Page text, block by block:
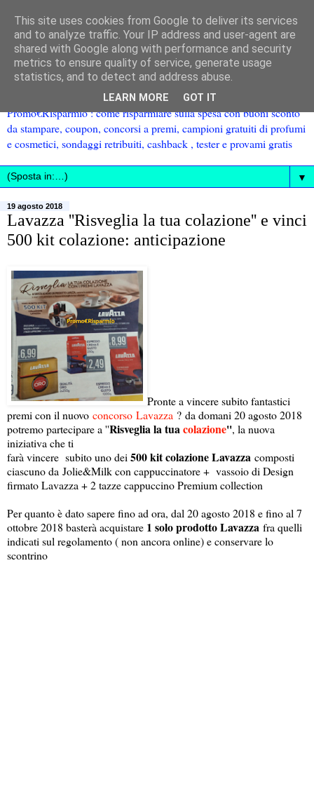
Promo€Risparmio : come risparmiare sulla spesa con buoni sconto
da stampare, coupon, concorsi a premi, campioni gratuiti di profumi
e cosmetici, sondaggi retribuiti, cashback , tester e provami gratis
▼
19 agosto 2018
Lavazza ''Risveglia la tua colazione'' e vinci
500 kit colazione: anticipazione
Pronte a vincere subito fantastici
premi con il nuovo concorso Lavazza ? da domani 20 agosto 2018
potremo partecipare a ''Risveglia la tua colazione'', la nuova
iniziativa che ti
farà vincere subito uno dei 500 kit colazione Lavazza composti
ciascuno da Jolie&Milk con cappuccinatore + vassoio di Design
firmato Lavazza + 2 tazze cappuccino Premium collection
Per quanto è dato sapere fino ad ora, dal 20 agosto 2018 e fino al 7
ottobre 2018 basterà acquistare 1 solo prodotto Lavazza fra quelli
indicati sul regolamento ( non ancora online) e conservare lo
scontrino
This site uses cookies from Google to deliver its services
and to analyze traffic. Your IP address and user-agent are
shared with Google along with performance and security
metrics to ensure quality of service, generate usage
statistics, and to detect and address abuse.
LEARN MORE GOT IT